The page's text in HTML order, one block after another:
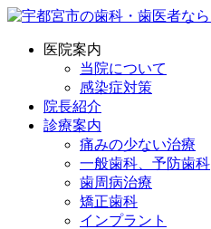
医院案内
当院について
感染症対策
院長紹介
診療案内
痛みの少ない治療
一般歯科、予防歯科
歯周病治療
矯正歯科
インプラント